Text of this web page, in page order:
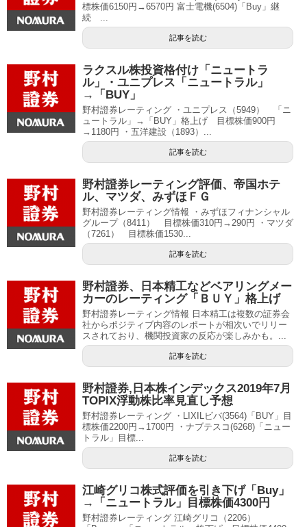
標株価6150円→6570円 富士電機(6504)「Buy」継
続 ...
記事を読む
ラクスル株投資格付け「ニュートラ
ル」・ユニプレス「ニュートラル」
→「BUY」
野村證券レーティング ・ユニプレス（5949） 「ニ
ュートラル」→「BUY」格上げ 目標株価900円
→1180円 ・五洋建設（1893）...
記事を読む
野村證券レーティング評価、帝国ホテ
ル、マツダ、みずほＦＧ
野村證券レーティング情報 ・みずほフィナンシャル
グループ（8411） 目標株価310円→290円 ・マツダ
（7261） 目標株価1530...
記事を読む
野村證券、日本精工などベアリングメー
カーのレーティング「ＢＵＹ」格上げ
野村證券レーティング情報 日本精工は複数の証券会
社からポジティブ内容のレポートが相次いでリリー
スされており、機関投資家の反応が楽しみかも。...
記事を読む
野村證券,日本株インデックス2019年7月
TOPIX浮動株比率見直し予想
野村證券レーティング ・LIXILビバ(3564)「BUY」目
標株価2200円→1700円 ・ナブテスコ(6268)「ニュー
トラル」目標...
記事を読む
江崎グリコ株式評価を引き下げ「Buy」
→「ニュートラル」目標株価4300円
野村證券レーティング 江崎グリコ（2206）